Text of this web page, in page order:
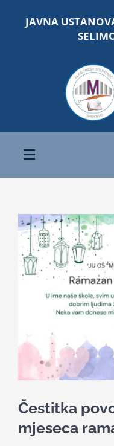
JAVNA
Toggle
Navigation
View
Larger
Image
Čestitka
mjeseca